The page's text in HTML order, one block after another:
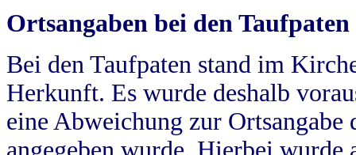
Ortsangaben bei den Taufpaten
Bei den Taufpaten stand im
Herkunft. Es wurde deshalb
eine Abweichung zur